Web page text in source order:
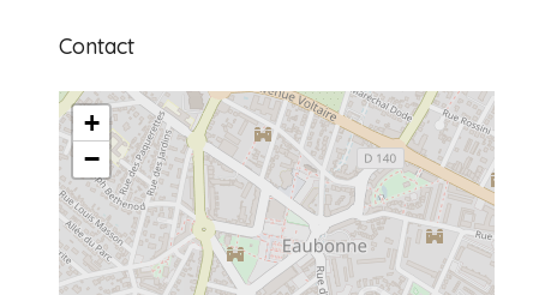
Contact
+
−